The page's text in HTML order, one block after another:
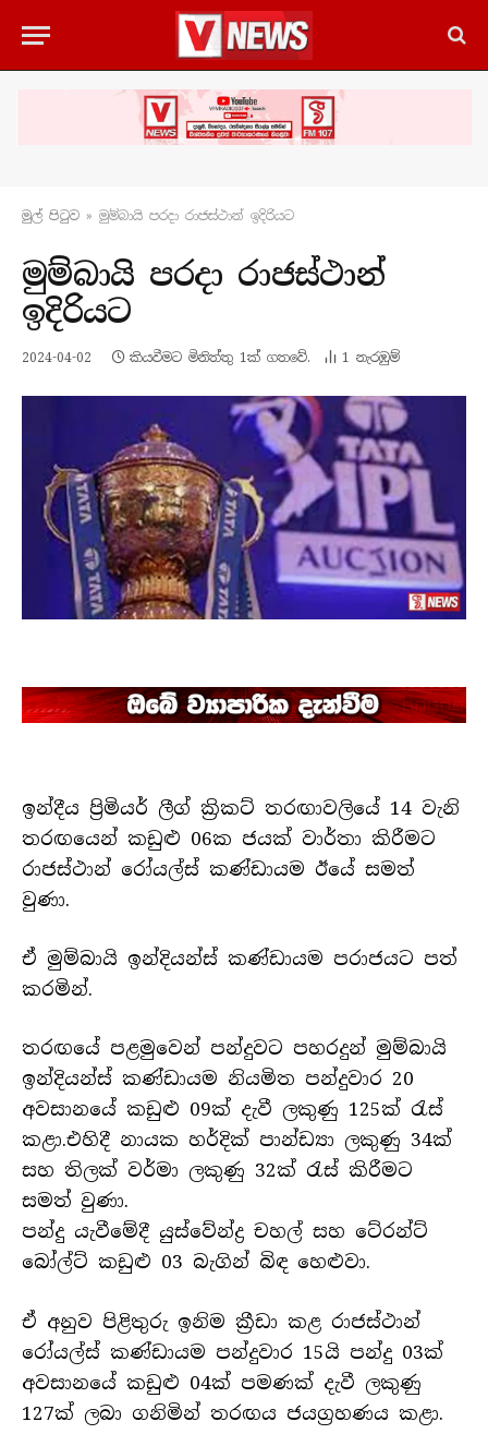
මුල් පිටු​ව » මුම්බායි පරදා රාජස්ථාන් ඉදිරියට
මුම්බායි පරදා රාජස්ථාන්
ඉදිරියට
2024-04-02 කියවීමට මිනිත්තු 1ක් ගතවේ. 1 නැරඹු​ම්
ඉන්දීය ප්‍රිමියර් ලීග් ක්‍රිකට් තරඟාවලියේ 14 වැනි
තරඟයෙන් කඩුළු 06ක ජයක් වාර්තා කිරීමට
රාජස්ථාන් රෝයල්ස් කණ්ඩායම ඊයේ සමත්
වුණා.
ඒ මුම්බායි ඉන්දියන්ස් කණ්ඩායම පරාජයට පත්
කරමින්.
තරඟයේ පළමුවෙන් පන්දුවට පහරදුන් මුම්බායි
ඉන්දියන්ස් කණ්ඩායම නියමිත පන්දුවාර 20
අවසානයේ කඩුළු 09ක් දැවී ලකුණු 125ක් රැස්
කළා.එහිදී නායක හර්දික් පාන්ඩ්‍යා ලකුණු 34ක්
සහ තිලක් වර්මා ලකුණු 32ක් රැස් කිරීමට
සමත් වුණා.
පන්දු යැවීමේදී යුස්වේන්ද්‍ර චහල් සහ ටේ‍රන්ට්
බෝල්ට් කඩුළු 03 බැගින් බිඳ හෙළුවා.
ඒ අනුව පිළිතුරු ඉනිම ක්‍රීඩා කළ රාජස්ථාන්
රෝයල්ස් කණ්ඩායම පන්දුවාර 15යි පන්දු 03ක්
අවසානයේ කඩුළු 04ක් පමණක් දැවී ලකුණු
127ක් ලබා ගනිමින් තරඟය ජයග්‍රහණය කළා.